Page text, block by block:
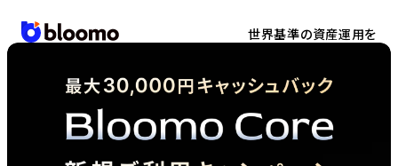
世界基準の資産運用を